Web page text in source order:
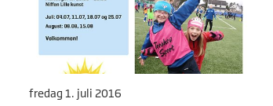
fredag 1. juli 2016